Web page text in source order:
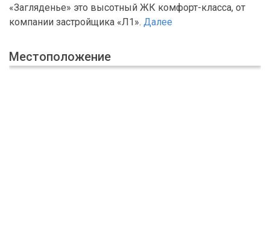
«Загляденье» это высотный ЖК комфорт-класса, от
компании застройщика «Л1». Далее
Местоположение